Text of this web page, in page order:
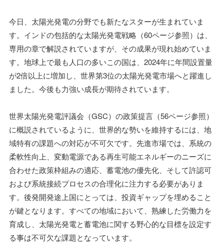
今日、太陽光発電の分野でも新たなスターが生まれていま
す。インドの包括的な太陽光発電戦略（60ページ参照）は、
専用の章で解説されていますが、その成果が現れ始めていま
す。地球上で最も人口の多いこの国は、2024年に年間設置量
が2倍以上に増加し、世界第3位の太陽光発電市場へと躍進し
ました。今後も力強い成長が期待されています。
世界太陽光発電評議会（GSC）の政策提言（56ページ参照）
に概説されているように、世界的な勢いを維持するには、地
域特有の課題への対応が不可欠です。先進市場では、系統の
柔軟性向上、変動電源である再生可能エネルギーのニーズに
合わせた政策枠組みの適応、蓄電池の優先化、そして許認可
および系統接続プロセスの合理化に注力する必要がありま
す。後発開発途上国にとっては、投資ギャップを埋めること
が鍵となります。すべての地域において、熟練した労働力を
育成し、太陽光発電と蓄電池に関する野心的な目標を設定す
る事は不可欠な課題となっています。